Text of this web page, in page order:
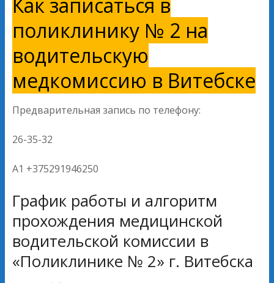
поликлинику № 2 на
водительскую
медкомиссию в Витебске
Предварительная запись по телефону:
26-35-32
А1 +375291946250
График работы и алгоритм
прохождения медицинской
водительской комиссии в
«Поликлинике № 2» г. Витебска